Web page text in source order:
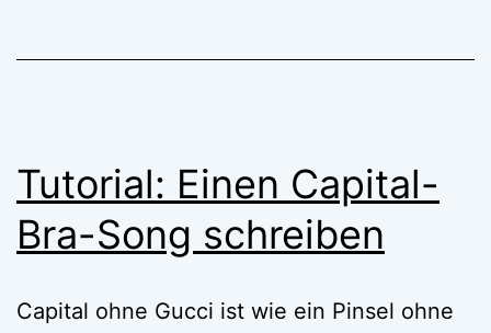
Tutorial: Einen Capital-
Bra-Song schreiben
Capital ohne Gucci ist wie ein Pinsel ohne